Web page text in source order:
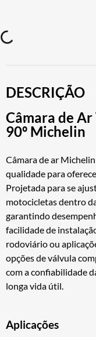
DESCRIÇÃO
Câmara de
90º Michelin
Câmara de ar
qualidade para
Projetada para se
motocicletas dentro
garantindo
facilidade de
rodoviário ou
opções de válvula
com a confiabilidade
longa vida útil.
Aplicações